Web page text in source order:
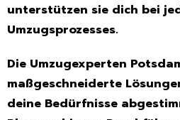
unterstützen sie dich bei
Umzugsprozesses.
Die Umzugexperten
maßgeschneiderte
deine Bedürfnisse